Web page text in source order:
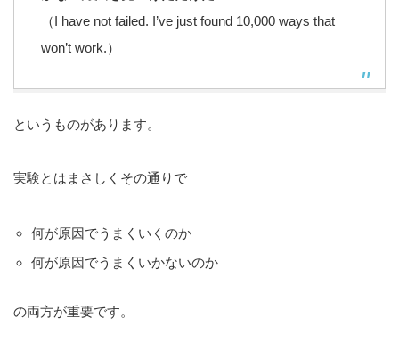
（I have not failed. I’ve just found 10,000 ways that
won’t work.）
というものがあります。
実験とはまさしくその通りで
何が原因でうまくいくのか
何が原因でうまくいかないのか
の両方が重要です。